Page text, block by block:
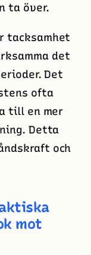
ta över.
tacksamhet
det
Det
ofta
till en mer
Detta
och
mot